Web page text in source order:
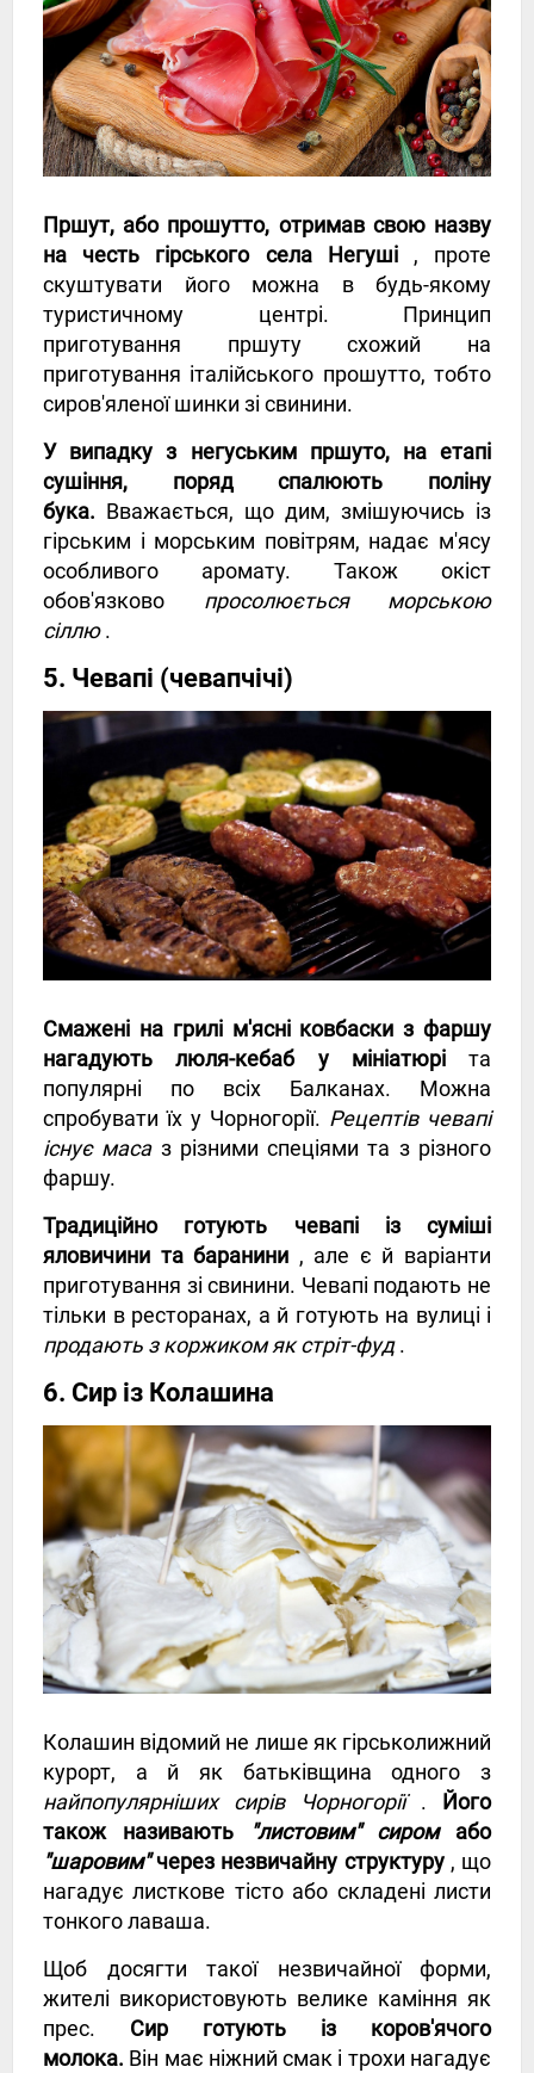
Пршут, або прошутто, отримав свою назву
на честь гірського села Негуші, проте
скуштувати його можна в будь-якому
туристичному центрі. Принцип
приготування пршуту схожий на
приготування італійського прошутто, тобто
сиров'яленої шинки зі свинини.
У випадку з негуським пршуто, на етапі
сушіння, поряд спалюють поліну
бука. Вважається, що дим, змішуючись із
гірським і морським повітрям, надає м'ясу
особливого аромату. Також окіст
обов'язково просолюється морською
сіллю.
5. Чевапі (чевапчічі)
Смажені на грилі м'ясні ковбаски з фаршу
нагадують люля-кебаб у мініатюріта
популярні по всіх Балканах. Можна
спробувати їх у Чорногорії. Рецептів чевапі
існує масаз різними спеціями та з різного
фаршу.
Традиційно готують чевапі із суміші
яловичини та баранини , але є й варіанти
приготування зі свинини. Чевапі подають не
тільки в ресторанах, а й готують на вулиці і
продають з коржиком як стріт-фуд.
6. Сир із Колашина
Колашин відомий не лише як гірськолижний
курорт, а й як батьківщина одного з
найпопулярніших сирів Чорногорії. Його
також називають
"листовим" сиромабо
"шаровим"через незвичайну структуру, що
нагадує листкове тісто або складені листи
тонкого лаваша.
Щоб досягти такої незвичайної форми,
жителі використовують велике каміння як
прес. Сир готують із коров'ячого
молока. Він має ніжний смак і трохи нагадує